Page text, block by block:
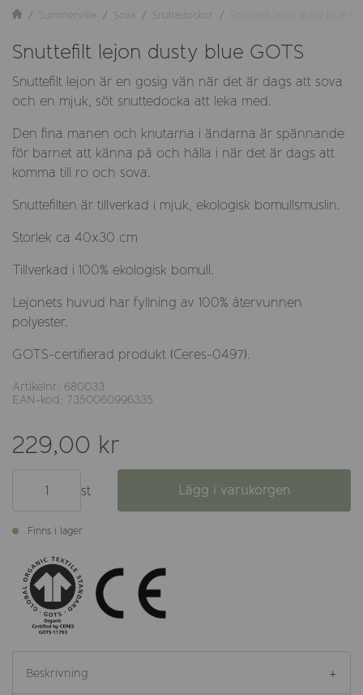
Summerville Sova Snuttedockor Snuttefilt lejon dusty blue
Snuttefilt lejon dusty blue GOTS
Snuttefilt lejon är en gosig vän när det är dags att sova
och en mjuk, söt snuttedocka att leka med.
Den fina manen och knutarna i ändarna är spännande
för barnet att känna på och hålla i när det är dags att
komma till ro och sova.
Snuttefilten är tillverkad i mjuk, ekologisk bomullsmuslin.
Storlek ca 40x30 cm
Tillverkad i 100% ekologisk bomull.
Lejonets huvud har fyllning av 100% återvunnen
polyester.
GOTS-certifierad produkt (Ceres-0497).
Artikelnr: 680033
EAN-kod: 7350060996335
229,00 kr
st Lägg i varukorgen
Finns i lager
Beskrivning